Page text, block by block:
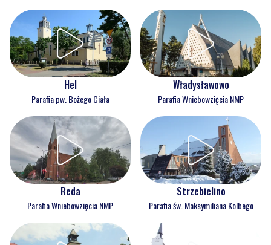
Hel
Parafia pw. Bożego Ciała
Władysławowo
Parafia Wniebowzięcia NMP
Reda
Parafia Wniebowzięcia NMP
Strzebielino
Parafia św. Maksymiliana Kolbego